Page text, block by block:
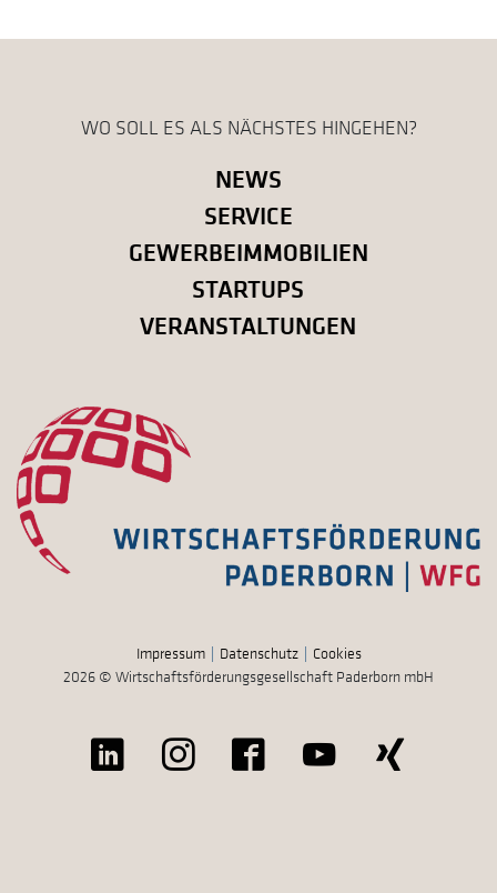
WO SOLL ES ALS NÄCHSTES HINGEHEN?
NEWS
SERVICE
GEWERBEIMMOBILIEN
STARTUPS
VERANSTALTUNGEN
Impressum Datenschutz
Cookies
2026 © Wirtschaftsförderungsgesellschaft Paderborn mbH